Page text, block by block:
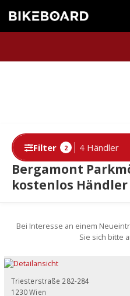
Filter 2 4 Händler
Bergamont
kostenlos Händler
Bei Interesse an einem
Sie sich bitte
Triesterstraße 282-284
1230 Wien